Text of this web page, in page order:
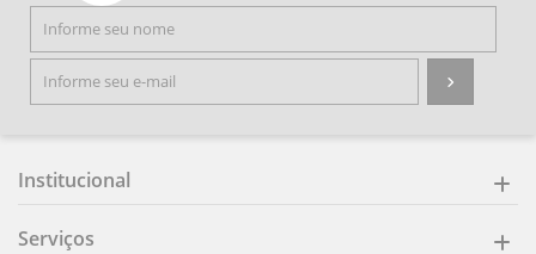
Institucional
Serviços